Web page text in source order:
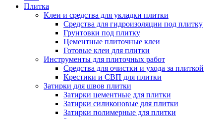
Плитка
Клеи и средства для укладки плитки
Средства для гидроизоляции под плитку
Грунтовки под плитку
Цементные плиточные клеи
Готовые клеи для плитки
Инструменты для плиточных работ
Средства для очистки и ухода за плиткой
Крестики и СВП для плитки
Затирки для швов плитки
Затирки цементные для плитки
Затирки силиконовые для плитки
Затирки полимерные для плитки